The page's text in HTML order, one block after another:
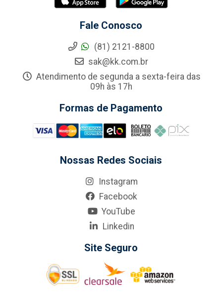
Fale Conosco
(81) 2121-8800
sak@kk.com.br
Atendimento de segunda a sexta-feira das
09h às 17h
Formas de Pagamento
Nossas Redes Sociais
Instagram
Facebook
YouTube
Linkedin
Site Seguro